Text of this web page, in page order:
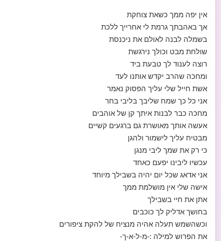
אין יפה ממך כשאת צוחקת
אך באהבתך גרמת לי אחרייך ללכת
בשמלה לבנה לאולם את ניכנסת
שולחת מבט וכולך נירגשת
רוצה לענוד לך טבעת ביד
ומחכה שהרב יקדש אותנו לעד
אשת חייל שלי עליך הפסוק נאמר
אני כל כך שמח שליבך בליבי בחר
מחכה כבר לבנות איתך קן של אוהבים
אעשה אותך מאושרת גם ברגעים קשיים
מבטיח עליך לישמור ולהגן
כי רק את שמך ליבי מנגן
עכשיו ליבינו יפעם כאחד
אני אדאג שכל יום יהיה בשבילך מיוחד
אישה שלי אין מושלמת ממך
אתן את חיי בשבילך
בחושך אדליק לך כוכבים
וכשהשמש תעלה אהיה מנציח של להקת ציפורים
את הפרוש למילה :-מ-ל-א-ך-